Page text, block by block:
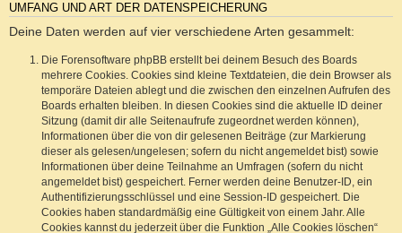
UMFANG UND ART DER DATENSPEICHERUNG
Deine Daten werden auf vier verschiedene Arten gesammelt:
Die Forensoftware phpBB erstellt bei deinem Besuch des Boards
mehrere Cookies. Cookies sind kleine Textdateien, die dein Browser als
temporäre Dateien ablegt und die zwischen den einzelnen Aufrufen des
Boards erhalten bleiben. In diesen Cookies sind die aktuelle ID deiner
Sitzung (damit dir alle Seitenaufrufe zugeordnet werden können),
Informationen über die von dir gelesenen Beiträge (zur Markierung
dieser als gelesen/ungelesen; sofern du nicht angemeldet bist) sowie
Informationen über deine Teilnahme an Umfragen (sofern du nicht
angemeldet bist) gespeichert. Ferner werden deine Benutzer-ID, ein
Authentifizierungsschlüssel und eine Session-ID gespeichert. Die
Cookies haben standardmäßig eine Gültigkeit von einem Jahr. Alle
Cookies kannst du jederzeit über die Funktion „Alle Cookies löschen“